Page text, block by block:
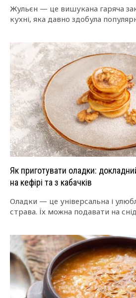
Жульєн — це вишукана гаряча
кухні, яка давно здобула
Як приготувати оладки:
на кефірі та з кабачків
Оладки — це універсальна і
страва. Їх можна подавати на